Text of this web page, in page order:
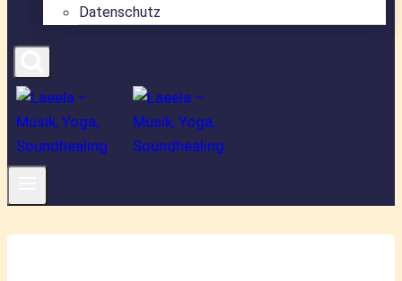
Datenschutz